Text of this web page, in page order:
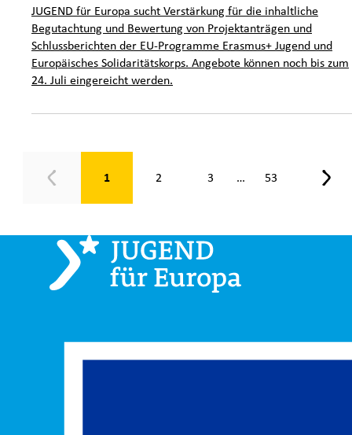
JUGEND für Europa sucht Verstärkung für die inhaltliche
Begutachtung und Bewertung von Projektanträgen und
Schlussberichten der EU-Programme Erasmus+ Jugend und
Europäisches Solidaritätskorps. Angebote können noch bis zum
24. Juli eingereicht werden.
Zurück 1 2 3 … 53